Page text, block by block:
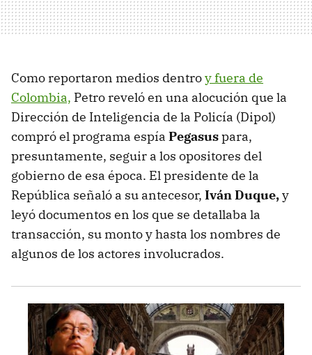
Como reportaron medios dentroy fuera de
Colombia, Petro reveló en una alocución que la
Dirección de Inteligencia de la Policía (Dipol)
compró el programa espía Pegasuspara,
presuntamente, seguir a los opositores del
gobierno de esa época. El presidente de la
República señaló a su antecesor, Iván Duque,y
leyó documentos en los que se detallaba la
transacción, su monto y hasta los nombres de
algunos de los actores involucrados.